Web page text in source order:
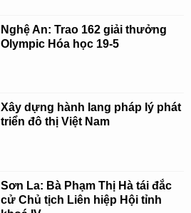
Nghệ An: Trao 162 giải thưởng
Olympic Hóa học 19-5
Xây dựng hành lang pháp lý phát
triển đô thị Việt Nam
Sơn La: Bà Phạm Thị Hà tái đắc
cử Chủ tịch Liên hiệp Hội tỉnh